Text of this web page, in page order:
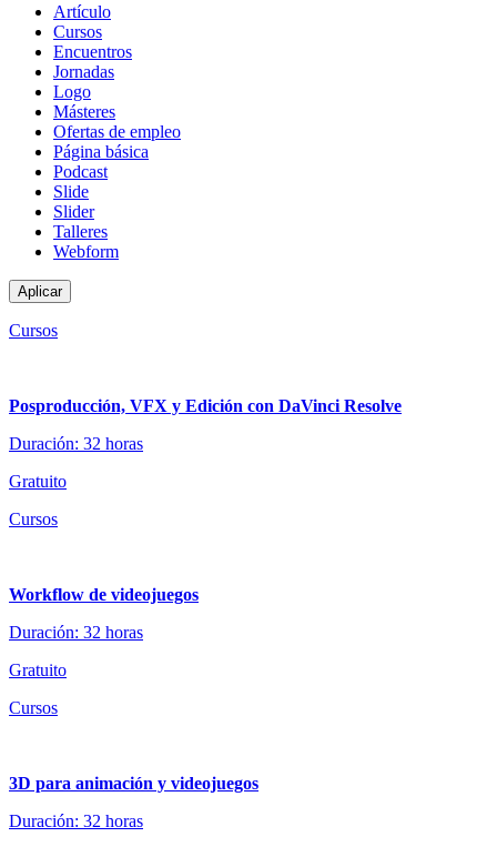
Artículo
Cursos
Encuentros
Jornadas
Logo
Másteres
Ofertas de empleo
Página básica
Podcast
Slide
Slider
Talleres
Webform
Cursos
Posproducción, VFX y Edición con DaVinci Resolve
Duración: 32 horas
Gratuito
Cursos
Workflow de videojuegos
Duración: 32 horas
Gratuito
Cursos
3D para animación y videojuegos
Duración: 32 horas